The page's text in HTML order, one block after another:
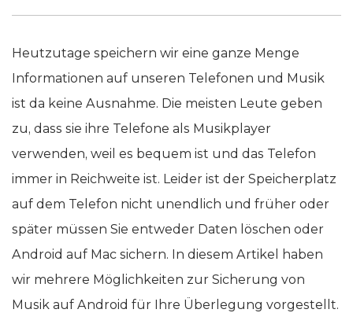
Heutzutage speichern wir eine ganze Menge
Informationen auf unseren Telefonen und Musik
ist da keine Ausnahme. Die meisten Leute geben
zu, dass sie ihre Telefone als Musikplayer
verwenden, weil es bequem ist und das Telefon
immer in Reichweite ist. Leider ist der Speicherplatz
auf dem Telefon nicht unendlich und früher oder
später müssen Sie entweder Daten löschen oder
Android auf Mac sichern. In diesem Artikel haben
wir mehrere Möglichkeiten zur Sicherung von
Musik auf Android für Ihre Überlegung vorgestellt.